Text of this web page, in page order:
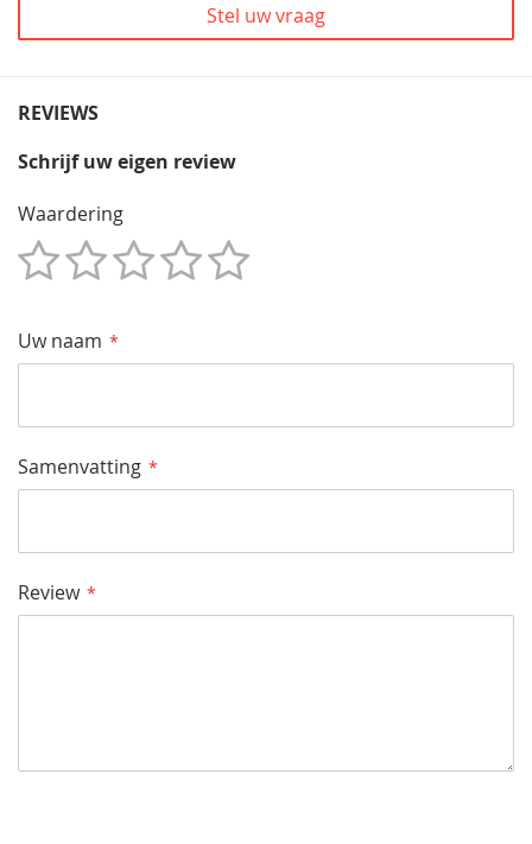
Stel uw vraag
REVIEWS
Schrijf uw eigen review
Waardering
Uw naam
Samenvatting
Review